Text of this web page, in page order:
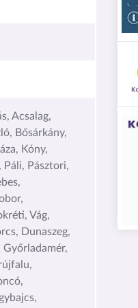
Acsalag,
Bősárkány,
Kóny,
Pásztori,
Vág,
Dunaszeg,
Győrladamér,